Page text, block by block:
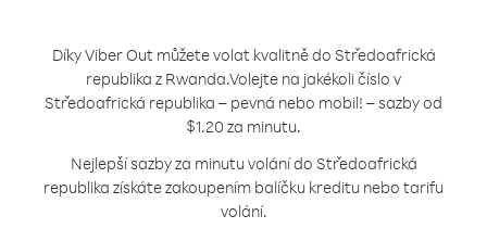
Díky Viber Out můžete volat kvalitně do Středoafrická
republika z Rwanda.Volejte na jakékoli číslo v
Středoafrická republika – pevná nebo mobil! – sazby od
$1.20 za minutu.
Nejlepší sazby za minutu volání do Středoafrická
republika získáte zakoupením balíčku kreditu nebo tarifu
volání.